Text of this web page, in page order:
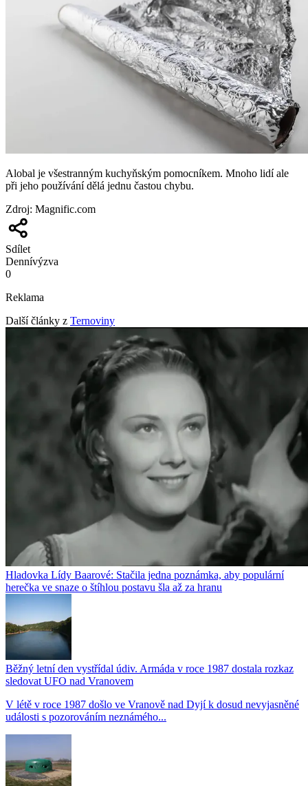
Alobal je všestranným kuchyňským pomocníkem. Mnoho lidí ale
při jeho používání dělá jednu častou chybu.
Zdroj: Magnific.com
Sdílet
Dennívýzva
0
Reklama
Další články z Ternoviny
Hladovka Lídy Baarové: Stačila jedna poznámka, aby populární
herečka ve snaze o štíhlou postavu šla až za hranu
Běžný letní den vystřídal údiv. Armáda v roce 1987 dostala rozkaz
sledovat UFO nad Vranovem
V létě v roce 1987 došlo ve Vranově nad Dyjí k dosud nevyjasněné
události s pozorováním neznámého...